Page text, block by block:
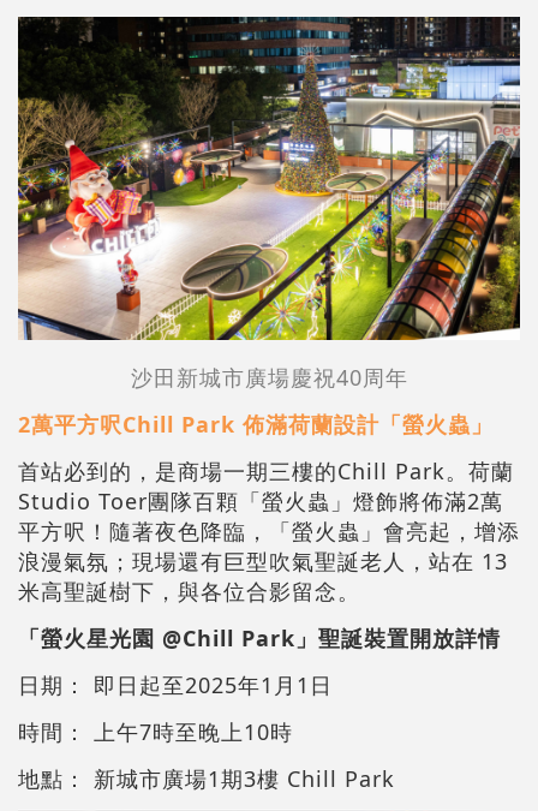
沙田新城市廣場慶祝40周年
2萬平方呎Chill Park 佈滿荷蘭設計「螢火蟲」
首站必到的，是商場一期三樓的Chill Park。荷蘭
Studio Toer團隊百顆「螢火蟲」燈飾將佈滿2萬
平方呎！隨著夜色降臨，「螢火蟲」會亮起，增添
浪漫氣氛；現場還有巨型吹氣聖誕老人，站在 13
米高聖誕樹下，與各位合影留念。
「螢火星光園 @Chill Park」聖誕裝置開放詳情
日期： 即日起至2025年1月1日
時間： 上午7時至晚上10時
地點： 新城市廣場1期3樓 Chill Park